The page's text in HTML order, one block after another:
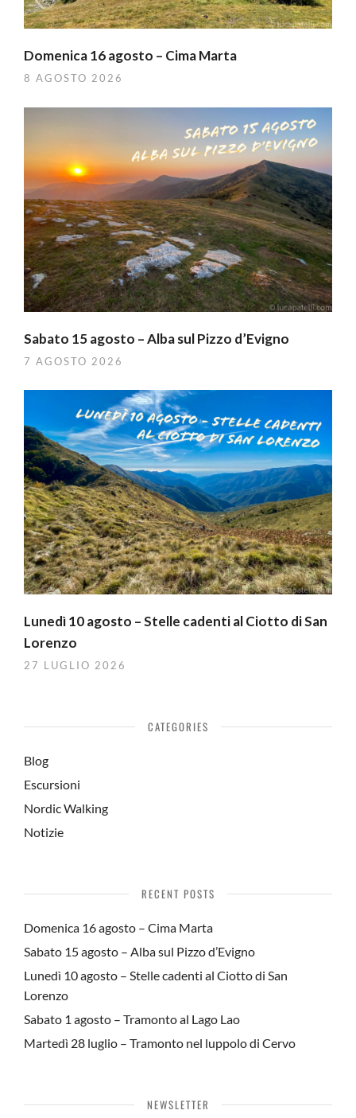
Domenica 16 agosto – Cima Marta
8 AGOSTO 2026
Sabato 15 agosto – Alba sul Pizzo d’Evigno
7 AGOSTO 2026
Lunedì 10 agosto – Stelle cadenti al Ciotto di San
Lorenzo
27 LUGLIO 2026
CATEGORIES
Blog
Escursioni
Nordic Walking
Notizie
RECENT POSTS
Domenica 16 agosto – Cima Marta
Sabato 15 agosto – Alba sul Pizzo d’Evigno
Lunedì 10 agosto – Stelle cadenti al Ciotto di San
Lorenzo
Sabato 1 agosto – Tramonto al Lago Lao
Martedì 28 luglio – Tramonto nel luppolo di Cervo
NEWSLETTER